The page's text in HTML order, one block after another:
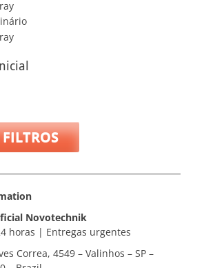
Novotechnik
horas | Entregas urgentes
Correa, 4549 – Valinhos – SP –